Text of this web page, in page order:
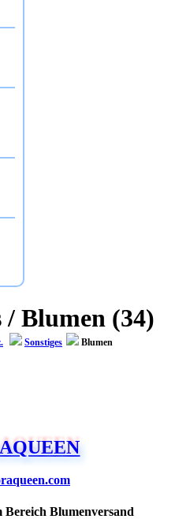
/ Blumen (34)
Sonstiges Blumen
Bereich Blumenversand